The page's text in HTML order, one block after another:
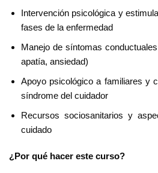
Intervención psicológica y
fases de la enfermedad
Manejo de síntomas
apatía, ansiedad)
Apoyo psicológico a familiares y
síndrome del cuidador
Recursos sociosanitarios y
cuidado
¿Por qué hacer este curso?